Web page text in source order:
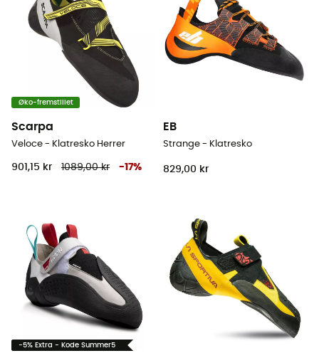
Øko-fremstillet
Scarpa
Veloce - Klatresko Herrer
901,15 kr 1089,00 kr -17%
EB
Strange - Klatresko
829,00 kr
-5% Extra - Kode Summer5